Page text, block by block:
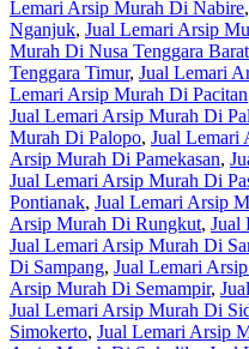
Lemari Arsip Murah Di Nabire,
Nganjuk, Jual Lemari Arsip
Murah Di Nusa Tenggara Barat
Tenggara Timur, Jual Lemari
Lemari Arsip Murah Di Pacitan
Jual Lemari Arsip Murah Di
Murah Di Palopo, Jual Lemari
Arsip Murah Di Pamekasan,
Jual Lemari Arsip Murah Di
Pontianak, Jual Lemari Arsip
Arsip Murah Di Rungkut, Jual
Jual Lemari Arsip Murah Di
Di Sampang, Jual Lemari
Arsip Murah Di Semampir,
Jual Lemari Arsip Murah Di
Simokerto, Jual Lemari Arsip